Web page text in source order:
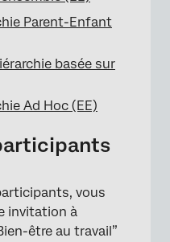
Parent-Enfant
basée sur
Ad Hoc (EE)
vous
invitation à
être au travail”